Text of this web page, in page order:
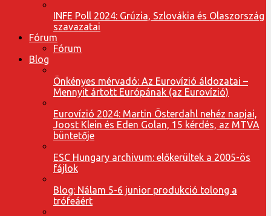
INFE Poll 2024: Grúzia, Szlovákia és Olaszország
szavazatai
Fórum
Fórum
Blog
Önkényes mérvadó: Az Eurovízió áldozatai –
Mennyit ártott Európának (az Eurovízió)
Eurovízió 2024: Martin Österdahl nehéz napjai,
Joost Klein és Eden Golan, 15 kérdés, az MTVA
büntetője
ESC Hungary archivum: előkerültek a 2005-ös
fájlok
Blog: Nálam 5-6 junior produkció tolong a
trófeáért